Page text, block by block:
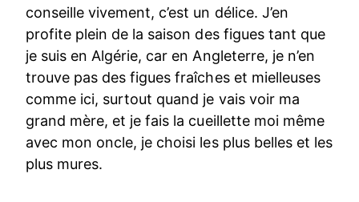
conseille vivement, c’est un délice. J’en
profite plein de la saison des figues tant que
je suis en Algérie, car en Angleterre, je n’en
trouve pas des figues fraîches et mielleuses
comme ici, surtout quand je vais voir ma
grand mère, et je fais la cueillette moi même
avec mon oncle, je choisi les plus belles et les
plus mures.